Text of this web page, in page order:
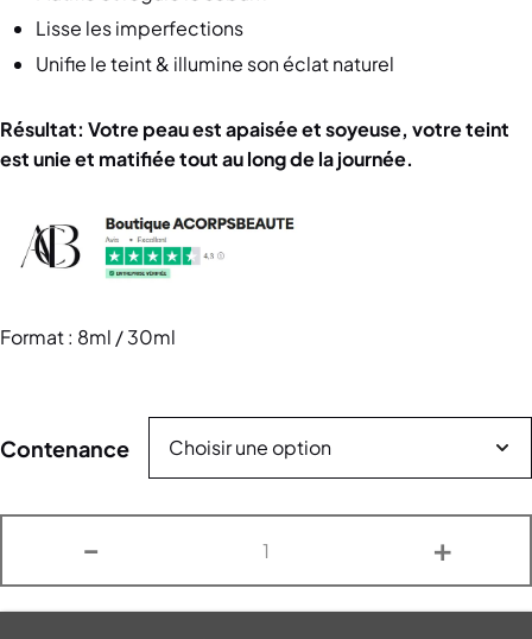
Lisse les imperfections
Unifie le teint & illumine son éclat naturel
Résultat: Votre peau est apaisée et soyeuse, votre teint
est unie et matifiée tout au long de la journée.
Format : 8ml / 30ml
Contenance
- +